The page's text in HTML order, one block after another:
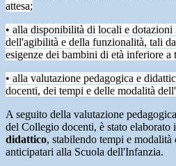
attesa;
• alla disponibilità di locali e
dell'agibilità e della funzionalità, tali
esigenze dei bambini di età inferiore a
• alla valutazione pedagogica e
docenti, dei tempi e delle modalità
A seguito della valutazione
del Collegio docenti, è stato elaborato
didattico, stabilendo tempi e
anticipatari alla Scuola dell'Infanzia.